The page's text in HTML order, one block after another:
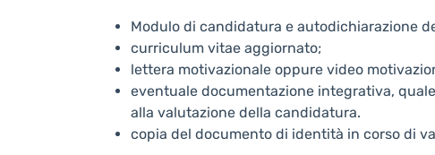
Modulo di candidatura e autodichiarazione
curriculum vitae aggiornato;
lettera motivazionale oppure video
eventuale documentazione integrativa,
alla valutazione della candidatura.
copia del documento di identità in corso di